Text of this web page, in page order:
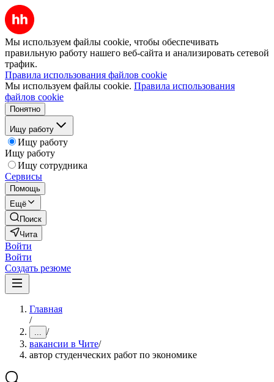
Мы используем файлы cookie, чтобы обеспечивать
правильную работу нашего веб-сайта и анализировать сетевой
трафик.
Правила использования файлов cookie
Мы используем файлы cookie. Правила использования
файлов cookie
Понятно
Ищу работу
Ищу работу
Ищу работу
Ищу сотрудника
Сервисы
Помощь
Ещё
Поиск
Чита
Войти
Войти
Создать резюме
Главная
/
... /
вакансии в Чите/
автор студенческих работ по экономике